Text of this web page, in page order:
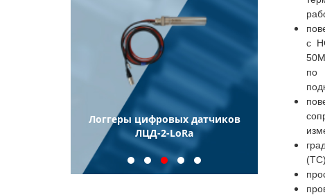
Логгеры цифровых датчиков
ЛЦД-2-LoRa
с
по